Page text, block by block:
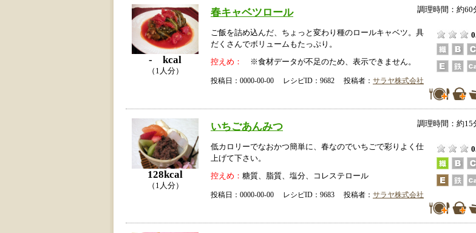
- kcal
（1人分）
春キャベツロール 調理時間：約60
ご飯を詰め込んだ、ちょっと変わり種のロールキャベツ。具
だくさんでボリュームもたっぷり。
控えめ： ※食材データが不足のため、表示できません。
投稿日：0000-00-00 レシピID：9682 投稿者： サラヤ株式会社
128kcal
（1人分）
いちごあんみつ 調理時間：約15
低カロリーでなおかつ簡単に、春なのでいちごで彩りよく仕
上げて下さい。
控えめ： 糖質、脂質、塩分、コレステロール
投稿日：0000-00-00 レシピID：9683 投稿者： サラヤ株式会社